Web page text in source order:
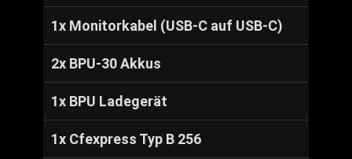
1x Monitorkabel (USB-C auf USB-C)
2x BPU-30 Akkus
1x BPU Ladegerät
1x Cfexpress Typ B 256